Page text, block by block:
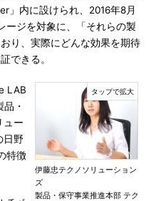
」内に設けられ、2016年8月
ージを対象に、「それらの製
り、実際にどんな効果を期待
できる。
伊藤忠テクノソリューション
ズ
製品・保守事業推進本部 テク
LAB
・
ュー
日野
特徴